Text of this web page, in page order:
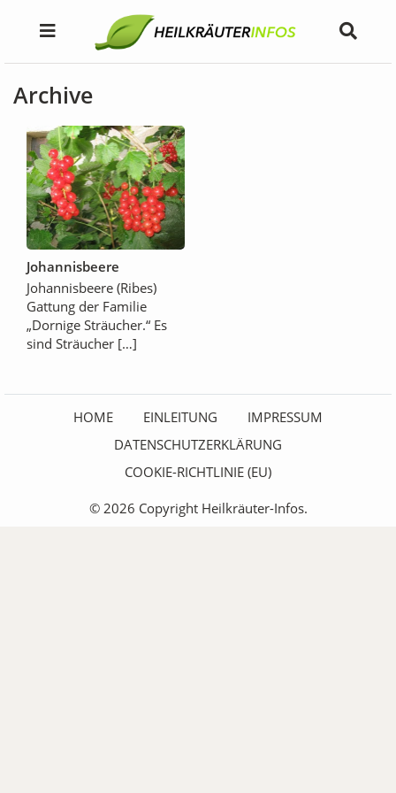
Archive
Johannisbeere
Johannisbeere (Ribes)
Gattung der Familie
„Dornige Sträucher.“ Es
sind Sträucher […]
HOME EINLEITUNG
IMPRESSUM
DATENSCHUTZERKLÄRUNG
COOKIE-RICHTLINIE (EU)
© 2026 Copyright Heilkräuter-Infos.